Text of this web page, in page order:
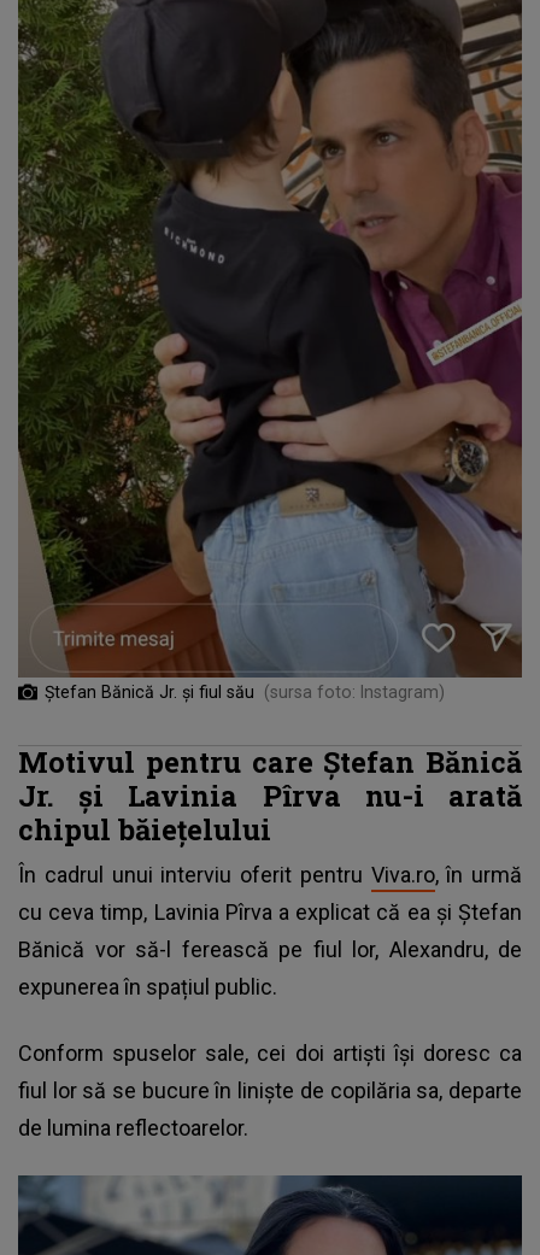
Ștefan Bănică Jr. și fiul său (sursa foto: Instagram)
Motivul pentru care Ștefan Bănică
Jr. și Lavinia Pîrva nu-i arată
chipul băiețelului
În cadrul unui interviu oferit pentru Viva.ro, în urmă
cu ceva timp, Lavinia Pîrva a explicat că ea și Ștefan
Bănică vor să-l ferească pe fiul lor, Alexandru, de
expunerea în spațiul public.
Conform spuselor sale, cei doi artiști își doresc ca
fiul lor să se bucure în liniște de copilăria sa, departe
de lumina reflectoarelor.